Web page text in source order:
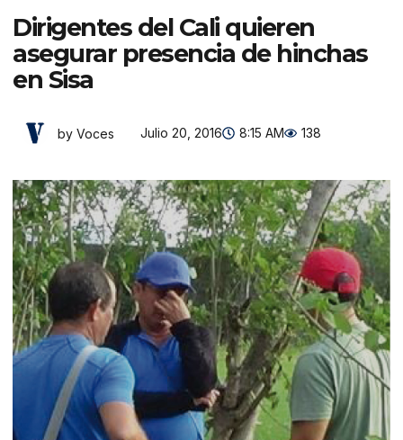
Dirigentes del Cali quieren
asegurar presencia de hinchas
en Sisa
by Voces Julio 20, 2016 8:15 AM 138